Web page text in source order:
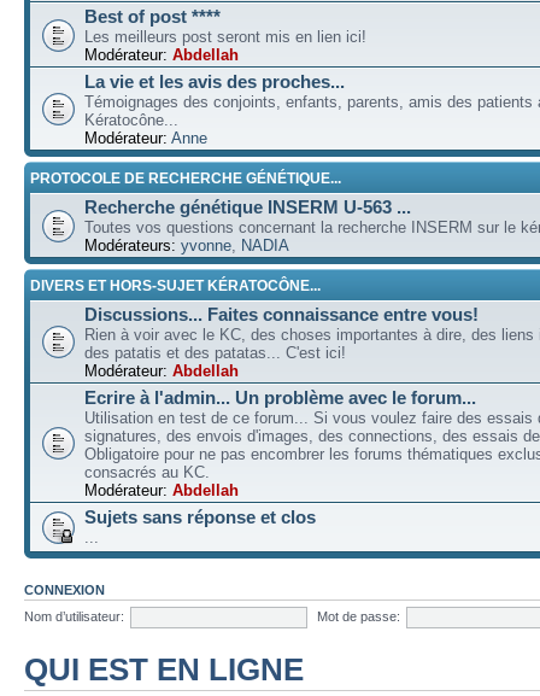
Best of post ****
Les meilleurs post seront mis en lien ici!
Modérateur: Abdellah
La vie et les avis des proches...
Témoignages des conjoints, enfants, parents, amis des patients
Kératocône...
Modérateur: Anne
PROTOCOLE DE RECHERCHE GÉNÉTIQUE...
Recherche génétique INSERM U-563 ...
Toutes vos questions concernant la recherche INSERM sur le
Modérateurs: yvonne, NADIA
DIVERS ET HORS-SUJET KÉRATOCÔNE...
Discussions... Faites connaissance entre vous!
Rien à voir avec le KC, des choses importantes à dire, des liens
des patatis et des patatas... C'est ici!
Modérateur: Abdellah
Ecrire à l'admin... Un problème avec le forum...
Utilisation en test de ce forum... Si vous voulez faire des essais
signatures, des envois d'images, des connections, des essais
Obligatoire pour ne pas encombrer les forums thématiques
consacrés au KC.
Modérateur: Abdellah
Sujets sans réponse et clos
...
CONNEXION
Nom d’utilisateur:
Mot de passe:
QUI EST EN LIGNE